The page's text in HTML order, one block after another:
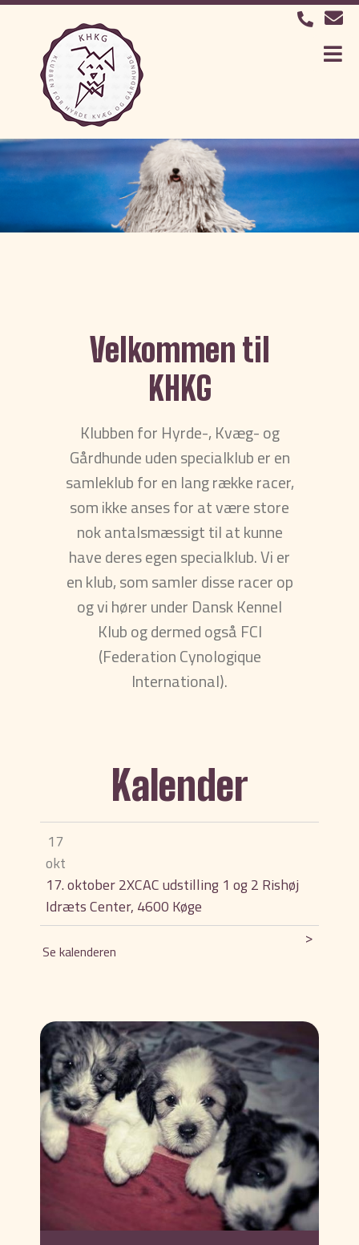
Velkommen til
KHKG
Klubben for Hyrde-, Kvæg- og
Gårdhunde uden specialklub er en
samleklub for en lang række racer,
som ikke anses for at være store
nok antalsmæssigt til at kunne
have deres egen specialklub. Vi er
en klub, som samler disse racer op
og vi hører under Dansk Kennel
Klub og dermed også FCI
(Federation Cynologique
International).
Kalender
17
okt
17. oktober 2XCAC udstilling 1 og 2 Rishøj
Idræts Center, 4600 Køge
>
Se kalenderen